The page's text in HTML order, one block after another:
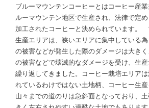
ブルーマウンテンコーヒーとはコーヒー産
ルーマウンテン地区で生産され、法律で定め
加工されたコーヒーと決められています。
生産エリアは、狭いエリアに集中している
の被害などが発生した際のダメージは大き
の被害などで壊滅的なダメージを受け、生
繰り返してきました。コーヒー栽培エリア
れているわけではない土地柄、コーヒー生
山々までの道のりは急斜面となっており、